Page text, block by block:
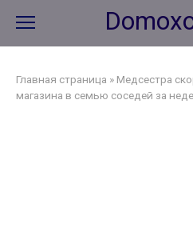
контенту
Главная страница » Медсестра
магазина в семью соседей за